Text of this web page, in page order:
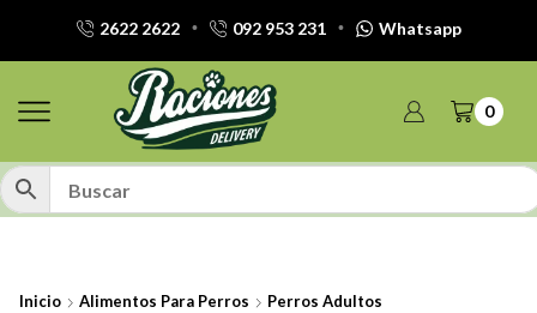
2622 2622 092 953 231 Whatsapp
0
Inicio Alimentos Para Perros Perros Adultos